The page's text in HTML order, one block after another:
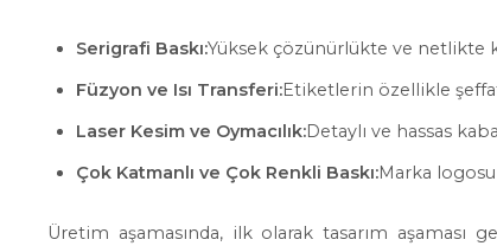
Serigrafi Baskı:Yüksek çözünürlükte ve netlikte
Füzyon ve Isı Transferi:Etiketlerin özellikle
Laser Kesim ve Oymacılık:Detaylı ve hassas
Çok Katmanlı ve Çok Renkli Baskı:Marka logosu
Üretim aşamasında, ilk olarak tasarım